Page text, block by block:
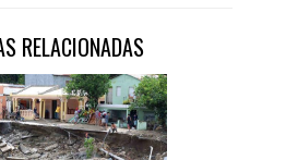
RELACIONADAS